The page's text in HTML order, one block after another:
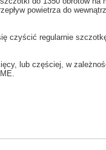
powietrza do wewnątrz
czyścić regularnie
, lub częściej, w
.